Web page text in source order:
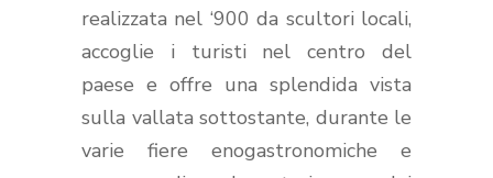
realizzata nel ‘900 da scultori locali,
accoglie i turisti nel centro del
paese e offre una splendida vista
sulla vallata sottostante, durante le
varie fiere enogastronomiche e